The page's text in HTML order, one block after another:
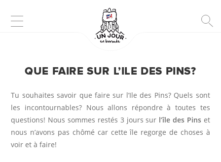
T
I
QUE FAIRE SUR L’ILE DES PINS?
Tu souhaites savoir que faire sur l’Ile des Pins? Quels sont
les incontournables? Nous allons répondre à toutes tes
questions! Nous sommes restés 3 jours sur l’île des Pinset
nous n’avons pas chômé car cette île regorge de choses à
voir et à faire!